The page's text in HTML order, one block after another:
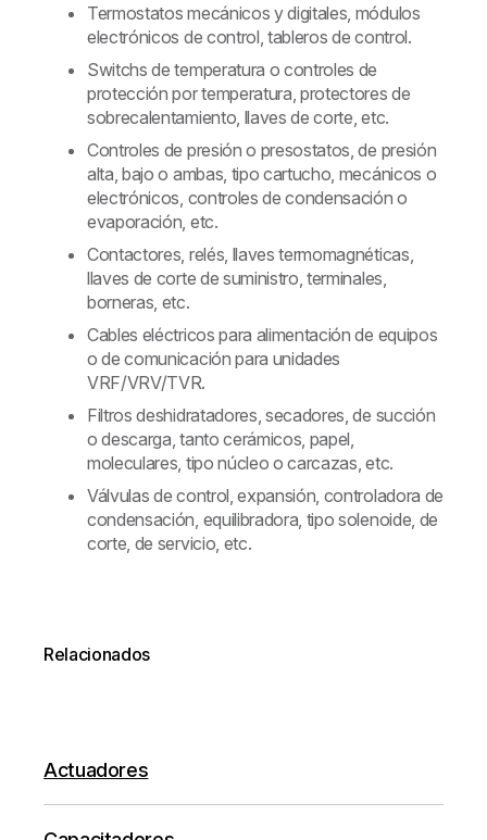
Termostatos mecánicos y digitales, módulos
electrónicos de control, tableros de control.
Switchs de temperatura o controles de
protección por temperatura, protectores de
sobrecalentamiento, llaves de corte, etc.
Controles de presión o presostatos, de presión
alta, bajo o ambas, tipo cartucho, mecánicos o
electrónicos, controles de condensación o
evaporación, etc.
Contactores, relés, llaves termomagnéticas,
llaves de corte de suministro, terminales,
borneras, etc.
Cables eléctricos para alimentación de equipos
o de comunicación para unidades
VRF/VRV/TVR.
Filtros deshidratadores, secadores, de succión
o descarga, tanto cerámicos, papel,
moleculares, tipo núcleo o carcazas, etc.
Válvulas de control, expansión, controladora de
condensación, equilibradora, tipo solenoide, de
corte, de servicio, etc.
Relacionados
Actuadores